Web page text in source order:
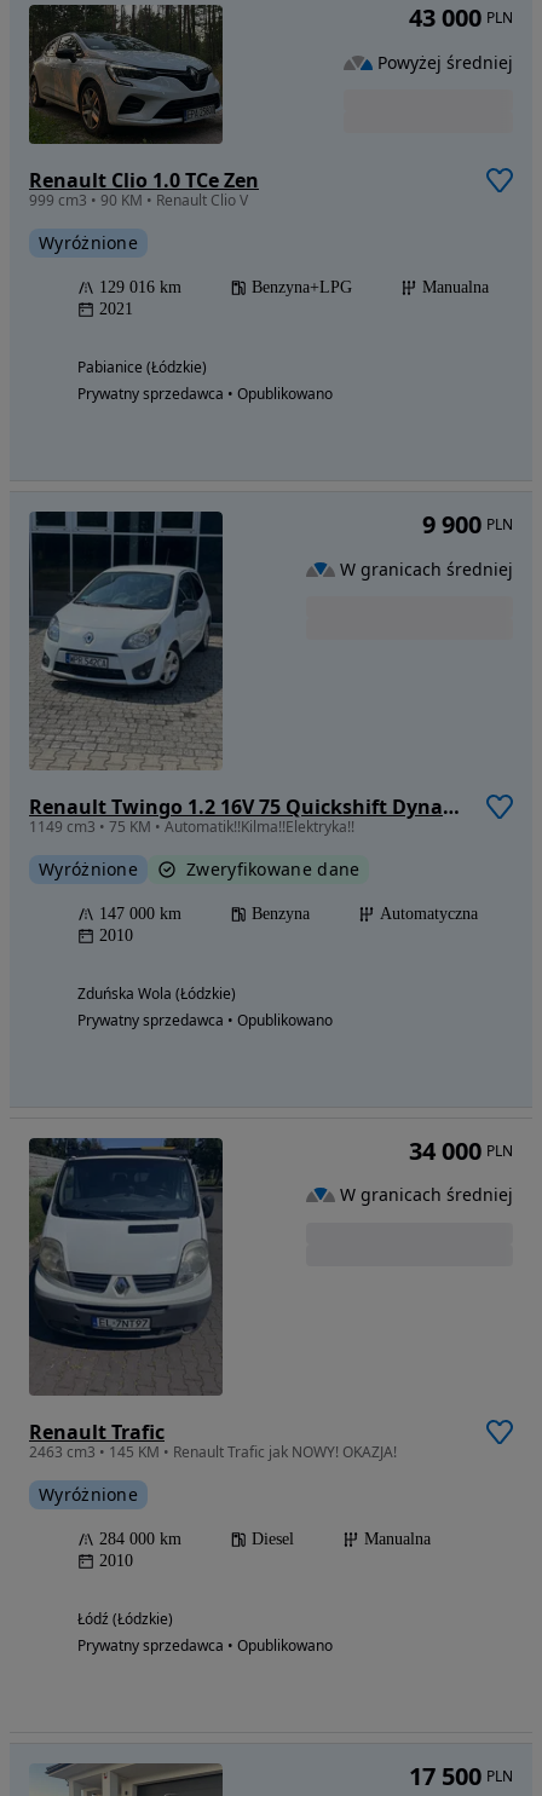
Renault Clio 1.0 TCe Zen
999 cm3 • 90 KM • Renault Clio V
Wyróżnione
129 016 km Benzyna+LPG
Manualna
2021
Pabianice (Łódzkie)
Prywatny sprzedawca • Opublikowano
43 000 PLN
Powyżej średniej
Renault Twingo 1.2 16V 75 Quickshift Dynamique
1149 cm3 • 75 KM • Automatik!!Kilma!!Elektryka!!
Wyróżnione Zweryfikowane dane
147 000 km Benzyna
Automatyczna
2010
Zduńska Wola (Łódzkie)
Prywatny sprzedawca • Opublikowano
9 900 PLN
W granicach średniej
Renault Trafic
2463 cm3 • 145 KM • Renault Trafic jak NOWY! OKAZJA!
Wyróżnione
284 000 km Diesel
Manualna
2010
Łódź (Łódzkie)
Prywatny sprzedawca • Opublikowano
34 000 PLN
W granicach średniej
17 500 PLN